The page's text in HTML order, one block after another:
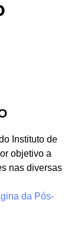
Instituto de
objetivo a
nas diversas
da Pós-